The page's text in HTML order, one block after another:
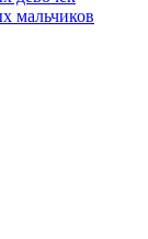
мальчиков